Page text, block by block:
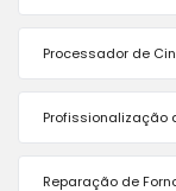
Processador de
Profissionalização
Reparação de